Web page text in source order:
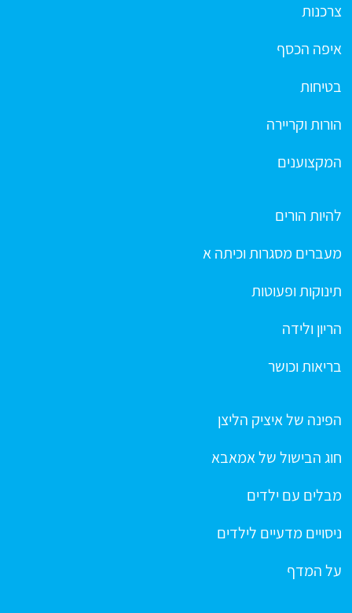
צרכנות
איפה הכסף
בטיחות
הורות וקריירה
המקצוענים
להיות הורים
מעברים מסגרות וכיתה א
תינוקות ופעוטות
הריון ולידה
בריאות וכושר
הפינה של איציק הליצן
חוג הבישול של אמאבא
מבלים עם ילדים
ניסויים מדעיים לילדים
על המדף